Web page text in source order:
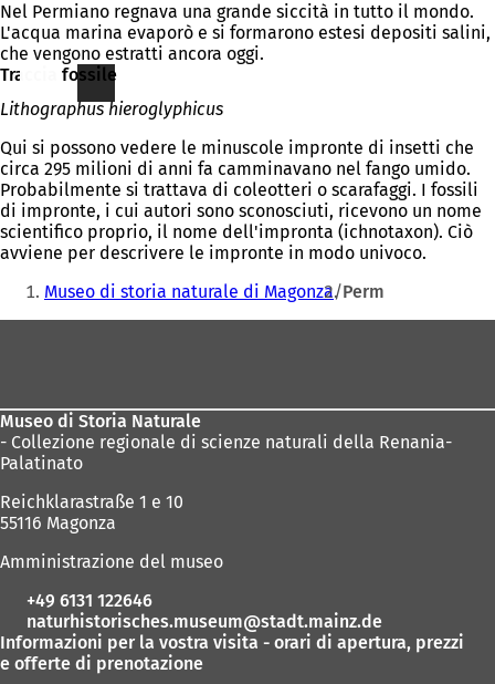
Nel Permiano regnava una grande siccità in tutto il mondo.
L'acqua marina evaporò e si formarono estesi depositi salini,
che vengono estratti ancora oggi.
Traccia fossile
Lithographus hieroglyphicus
Qui si possono vedere le minuscole impronte di insetti che
circa 295 milioni di anni fa camminavano nel fango umido.
Probabilmente si trattava di coleotteri o scarafaggi. I fossili
di impronte, i cui autori sono sconosciuti, ricevono un nome
scientifico proprio, il nome dell'impronta (ichnotaxon). Ciò
avviene per descrivere le impronte in modo univoco.
Siete
qui:
Museo di storia naturale di Magonza Perm
Museo di Storia Naturale
- Collezione regionale di scienze naturali della Renania-
Palatinato
Reichklarastraße 1 e 10
55116 Magonza
Amministrazione del museo
+49 6131 122646
naturhistorisches.museum
stadt.mainz de
Informazioni per la vostra visita - orari di apertura, prezzi
e offerte di prenotazione